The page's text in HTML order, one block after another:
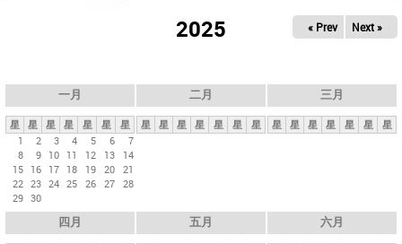
2025 « Prev Next »
一月
星 星 星 星 星 星
星
1
2 3 4 5 6
7
8
9 10 11 12 13
14
15 16 17 18 19 20 21
22 23 24 25 26 27 28
29 30
二月
星 星 星 星 星 星 星
三月
星 星 星 星 星 星 星
四月 五月 六月